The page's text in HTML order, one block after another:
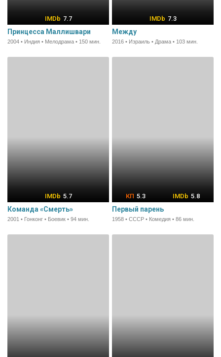
7.7
Принцесса Маллишвари
2004 • Индия • Мелодрама • 150 мин.
7.3
Между
2016 • Израиль • Драма • 103 мин.
5.7
Команда «Смерть»
2001 • Гонконг • Боевик • 94 мин.
5.3 5.8
Первый парень
1958 • СССР • Комедия • 86 мин.